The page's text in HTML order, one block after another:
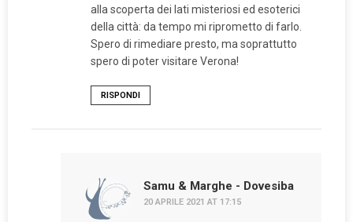
alla scoperta dei lati misteriosi ed esoterici
della città: da tempo mi riprometto di farlo.
Spero di rimediare presto, ma soprattutto
spero di poter visitare Verona!
RISPONDI
Samu & Marghe - Dovesiba
20 APRILE 2021 AT 17:15